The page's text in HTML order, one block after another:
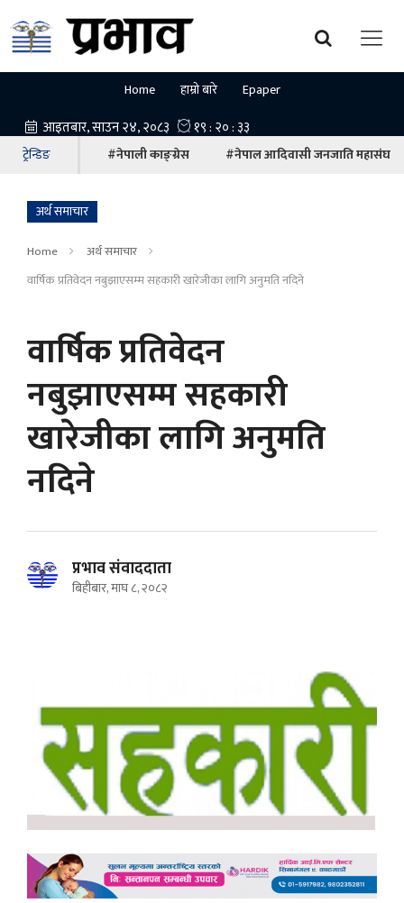
Home हाम्रो बारे Epaper
ट्रेन्डिङ #नेपाली काङ्ग्रेस #नेपाल आदिवासी जनजाति महासंघ
अर्थ समाचार
Home
अर्थ समाचार
वार्षिक प्रतिवेदन नबुझाएसम्म सहकारी खारेजीका लागि अनुमति नदिने
वार्षिक प्रतिवेदन
नबुझाएसम्म सहकारी
खारेजीका लागि अनुमति
नदिने
प्रभाव संवाददाता
बिहीबार, माघ ८, २०८२